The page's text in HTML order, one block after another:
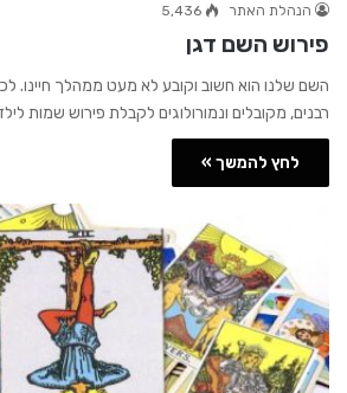
הנהלת האתר 5,436
פירוש השם דגן
השם שלנו הוא חשוב וקובע לא מעט ממהלך חיינו.
רבנים, מקובלים ונמורולוגים לקבלת פירוש שמות
לחץ להמשך »